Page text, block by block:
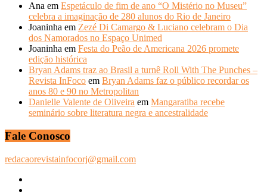
Ana em Espetáculo de fim de ano “O Mistério no Museu”
celebra a imaginação de 280 alunos do Rio de Janeiro
Joaninha em Zezé Di Camargo & Luciano celebram o Dia
dos Namorados no Espaço Unimed
Joaninha em Festa do Peão de Americana 2026 promete
edição histórica
Bryan Adams traz ao Brasil a turnê Roll With The Punches –
Revista InFoco em Bryan Adams faz o público recordar os
anos 80 e 90 no Metropolitan
Danielle Valente de Oliveira em Mangaratiba recebe
seminário sobre literatura negra e ancestralidade
Fale Conosco
redacaorevistainfocorj@gmail.com